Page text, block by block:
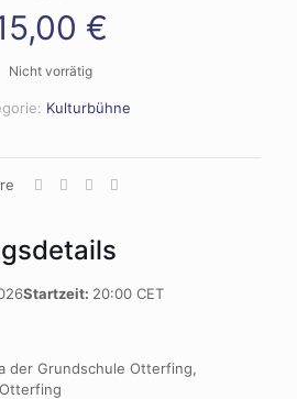
€
Nicht vorrätig
Kulturbühne
Startzeit: 20:00 CET
der Grundschule Otterfing,